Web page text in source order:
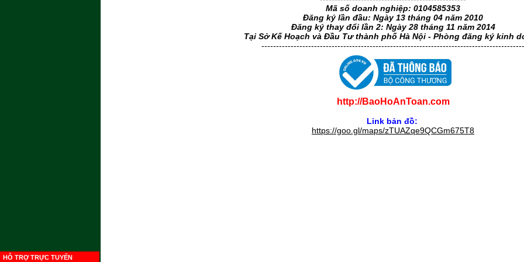
HỖ TRỢ TRỰC TUYẾN
Mã số doanh nghiệp: 0104585353
Đăng ký lần đầu: Ngày 13 tháng 04 năm 2010
Đăng ký thay đổi lần 2: Ngày 28 tháng 11 năm 2014
Tại Sở Kế Hoạch và Đầu Tư thành phố Hà Nội - Phòng đăng ký kinh
------------------------------------------------------------------------------------------
http://BaoHoAnToan.com
Link bản đồ:
https://goo.gl/maps/zTUAZqe9QCGm675T8